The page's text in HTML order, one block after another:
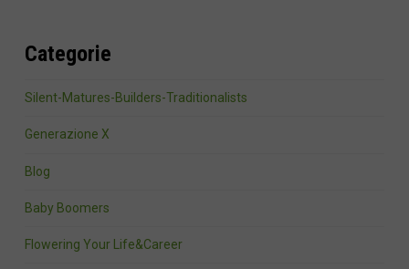
Categorie
Silent-Matures-Builders-Traditionalists
Generazione X
Blog
Baby Boomers
Flowering Your Life&Career